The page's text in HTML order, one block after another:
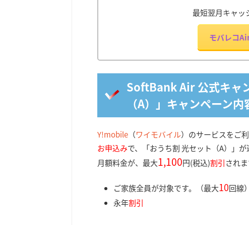
最短翌月キャッ
モバレコ
SoftBank Air 公式キャ
（A）」キャンペーン内
Y!mobile （ワイモバイル）のサービスをご
お申込みで、「おうち割 光セット（A）」が
月額料金が、最大1,100円(税込)割引されま
ご家族全員が対象です。（最大10回線）
永年割引